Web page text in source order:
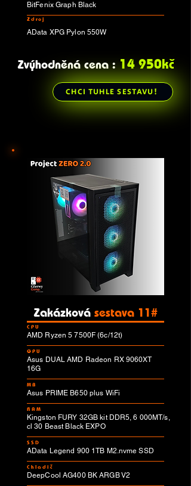
BitFenix Graph Black
Zdroj
AData XPG Pylon 550W
Zvýhodněná cena : 14 950kč
CHCI TUHLE SESTAVU!
Zakázková sestava 11#
CPU
AMD Ryzen 5 7500F (6c/12t)
GPU
Asus DUAL AMD Radeon RX 9060XT
16G
MB
Asus PRIME B650 plus WiFi
RAM
Kingston FURY 32GB kit DDR5, 6 000MT/s,
cl 30 Beast Black EXPO
SSD
AData Legend 900 1TB M2.nvme SSD
Chladič
DeepCool AG400 BK ARGB V2